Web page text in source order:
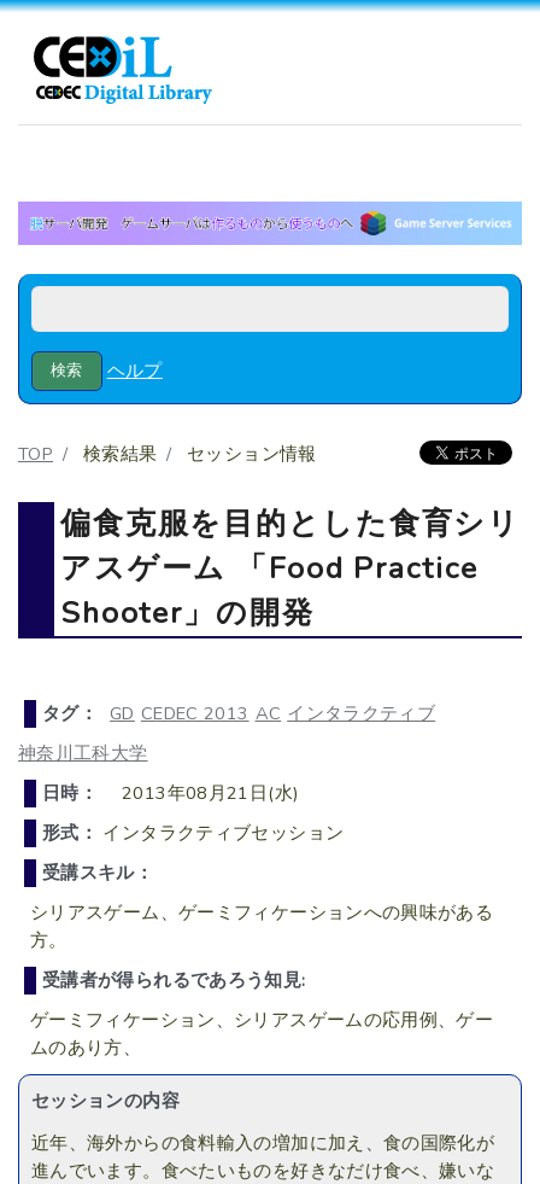
ヘルプ
TOP 検索結果 セッション情報
偏食克服を目的とした食育シリ
アスゲーム 「Food Practice
Shooter」の開発
タグ： GD CEDEC 2013 AC インタラクティブ
神奈川工科大学
日時：
2013年08月21日(水)
形式： インタラクティブセッション
受講スキル：
シリアスゲーム、ゲーミフィケーションへの興味がある
方。
受講者が得られるであろう知見:
ゲーミフィケーション、シリアスゲームの応用例、ゲー
ムのあり方、
セッションの内容
近年、海外からの食料輸入の増加に加え、食の国際化が
進んでいます。食べたいものを好きなだけ食べ、嫌いな